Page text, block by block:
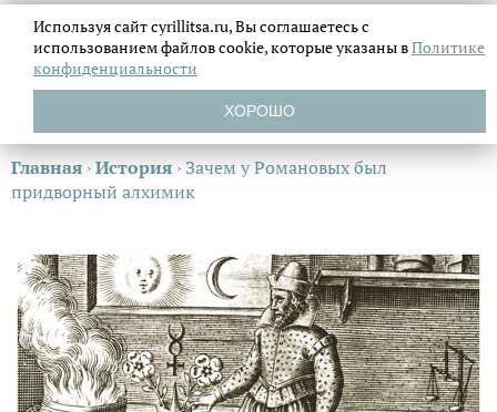
Главная ›История › Зачем у Романовых был
придворный алхимик
Используя сайт cyrillitsa.ru, Вы соглашаетесь с
использованием файловcookie, которые указаны вПолитике
конфиденциальности
ХОРОШО